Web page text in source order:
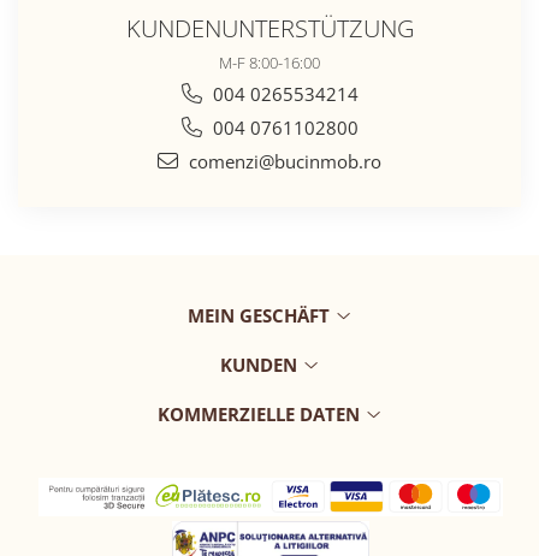
KUNDENUNTERSTÜTZUNG
M-F 8:00-16:00
004 0265534214
004 0761102800
comenzi@bucinmob.ro
MEIN GESCHÄFT
KUNDEN
KOMMERZIELLE DATEN